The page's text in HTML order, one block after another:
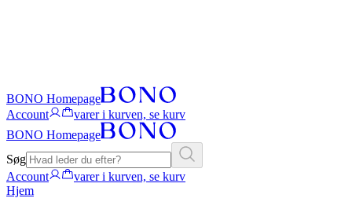
BONO Homepage
Account
varer i kurven, se kurv
BONO Homepage
Søg
Account
varer i kurven, se kurv
Hjem